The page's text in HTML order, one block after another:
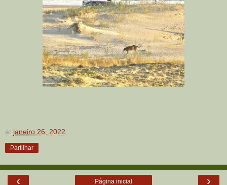
at janeiro 26, 2022
Partilhar
‹ ›
Página inicial